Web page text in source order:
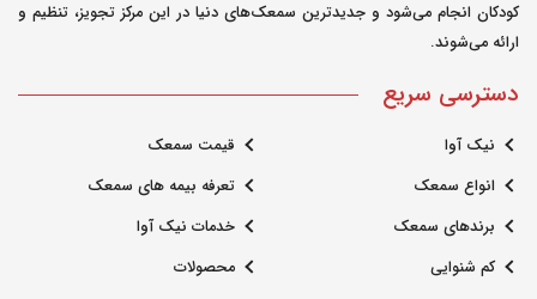
کودکان انجام می‌شود و جدیدترین سمعک‌های دنیا در این مرکز تجویز، تنظیم و
ارائه می‌شوند.
دسترسی سریع
نیک آوا
انواع سمعک
برندهای سمعک
کم شنوایی
قیمت سمعک
تعرفه بیمه های سمعک
خدمات نیک آوا
محصولات